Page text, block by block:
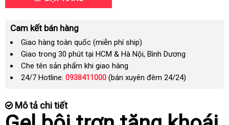
Cam kết bán hàng
Giao hàng toàn quốc (miễn phí ship)
Giao trong 30 phút tại HCM & Hà Nội, Bình Dương
Che tên sản phẩm khi giao hàng
24/7 Hotline: 0938411000 (bán xuyên đêm 24/24)
Mô tả chi tiết